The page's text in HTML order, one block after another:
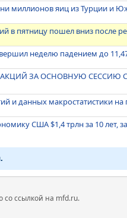
миллионов яиц из Турции и
в пятницу пошел вниз после
неделю падением до
ЗА ОСНОВНУЮ СЕССИЮ
и данных макростатистики на
США $1,4 трлн за 10 лет,
ссылкой на mfd.ru.